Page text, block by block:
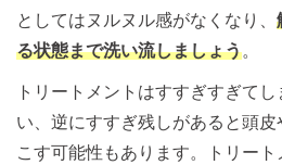
としてはヌルヌル感がなくなり、
る状態まで洗い流しましょう。
トリートメントはすすぎすぎて
い、逆にすすぎ残しがあると頭
こす可能性もあります。トリー